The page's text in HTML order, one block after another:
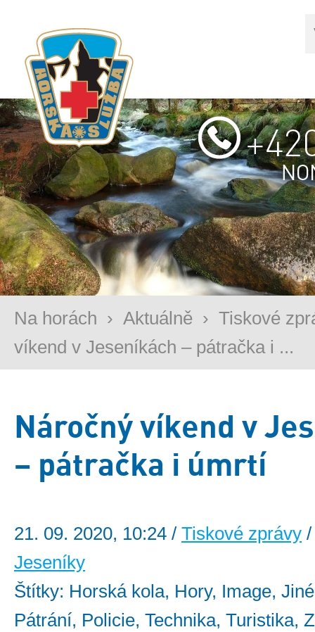
Na horách › Aktuálně › Tiskové
víkend v Jeseníkách – pátračka i ...
Náročný víkend v
– pátračka i úmrtí
21. 09. 2020, 10:24 / Tiskové zprávy
Jeseníky
Štítky: Horská kola, Hory, Image,
Pátrání, Policie, Technika, Turistika,